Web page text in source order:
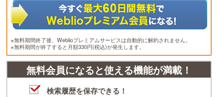
※無料期間終了後、Weblioプレミアムサービスは自動的に解約されません。
※無料期間が終了すると月額330円(税込)が発生します。
無料会員になると使える機能が満載！
検索履歴を保存できる！